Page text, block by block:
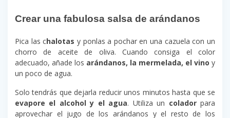
Crear una fabulosa salsa de arándanos
Pica las chalotas y ponlas a pochar en una cazuela con un
chorro de aceite de oliva. Cuando consiga el color
adecuado, añade los arándanos, la mermelada, el vino y
un poco de agua.
Solo tendrás que dejarla reducir unos minutos hasta que se
evapore el alcohol y el agua. Utiliza un coladorpara
aprovechar el jugo de los arándanos y el resto de los